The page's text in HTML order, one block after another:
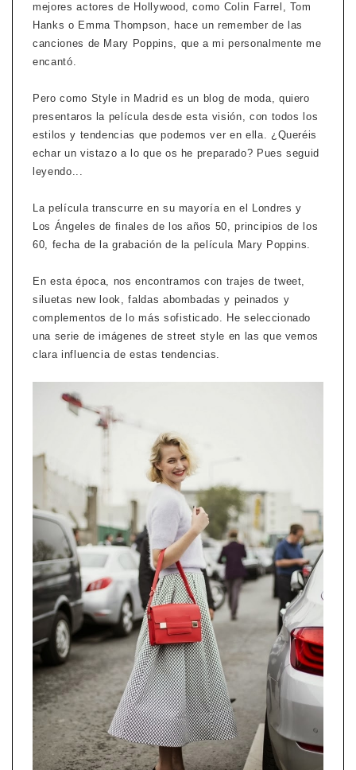
mejores actores de Hollywood, como Colin Farrel, Tom
Hanks o Emma Thompson, hace un remember de las
canciones de Mary Poppins, que a mi personalmente me
encantó.
Pero como Style in Madrid es un blog de moda, quiero
presentaros la película desde esta visión, con todos los
estilos y tendencias que podemos ver en ella. ¿Queréis
echar un vistazo a lo que os he preparado? Pues seguid
leyendo...
La película transcurre en su mayoría en el Londres y
Los Ángeles de finales de los años 50, principios de los
60, fecha de la grabación de la película Mary Poppins.
En esta época, nos encontramos con trajes de tweet,
siluetas new look, faldas abombadas y peinados y
complementos de lo más sofisticado. He seleccionado
una serie de imágenes de street style en las que vemos
clara influencia de estas tendencias.